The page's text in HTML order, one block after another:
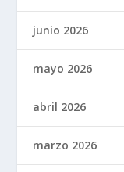
junio 2026
mayo 2026
abril 2026
marzo 2026